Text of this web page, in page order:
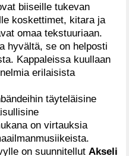
biiseille tukevan
koskettimet, kitara ja
omaa tekstuuriaan.
hyvältä, se on helposti
Kappaleissa kuullaan
erilaisista
täyteläisine
on virtauksia
on suunnitellut Akseli